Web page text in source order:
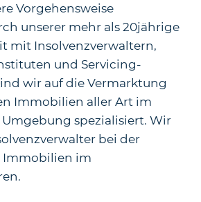
Vorgehensweise
unserer mehr als 20jährige
mit Insolvenzverwaltern,
und Servicing-
wir auf die Vermarktung
Immobilien aller Art im
spezialisiert. Wir
bei der
Immobilien im